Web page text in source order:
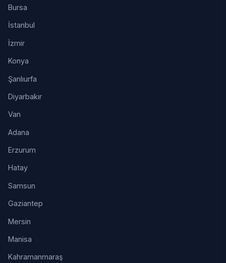
Bursa
İstanbul
İzmir
Konya
Şanlıurfa
Diyarbakır
Van
Adana
Erzurum
Hatay
Samsun
Gaziantep
Mersin
Manisa
Kahramanmaraş